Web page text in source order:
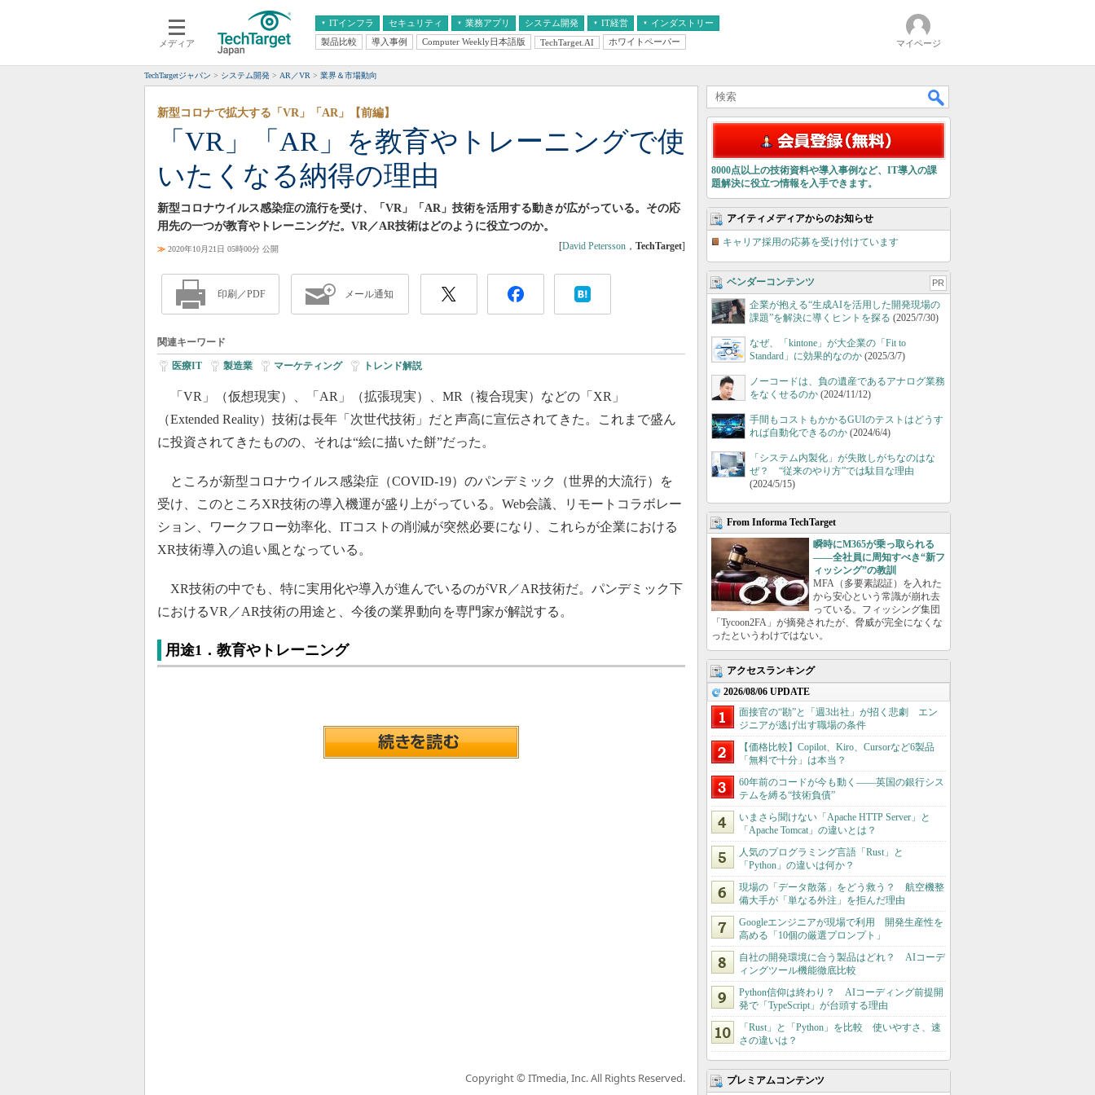
メディア
ITインフラ
クラウド
スマートモバイル
ネットワーク
システム運用管理
セキュリティ 業務アプリ
エンタープライズAI
ERP
CX
情報系システム
システム開発 IT経営
経営とIT
インダストリー
医療IT
製品比較 導入事例 Computer Weekly日本語版 TechTarget.AI ホワイトペーパー マイページ
TechTargetジャパン システム開発 AR／VR 業界＆市場動向
「VR」「AR」を教育やトレーニングで使
いたくなる納得の理由
新型コロナで拡大する「VR」「AR」【前編】
新型コロナウイルス感染症の流行を受け、「VR」「AR」技術を活用する動きが広がっている。その応
用先の一つが教育やトレーニングだ。VR／AR技術はどのように役立つのか。
≫ 2020年10月21日 05時00分 公開 [David Petersson ， TechTarget]
印刷／PDF メール通知
関連キーワード
医療IT 製造業 マーケティング| トレンド解説
「VR」（仮想現実）、「AR」（拡張現実）、MR（複合現実）などの「XR」
（Extended Reality）技術は長年「次世代技術」だと声高に宣伝されてきた。これまで盛ん
に投資されてきたものの、それは“絵に描いた餅”だった。
ところが新型コロナウイルス感染症（COVID-19）のパンデミック（世界的大流行）を
受け、このところXR技術の導入機運が盛り上がっている。Web会議、リモートコラボレー
ション、ワークフロー効率化、ITコストの削減が突然必要になり、これらが企業における
XR技術導入の追い風となっている。
XR技術の中でも、特に実用化や導入が進んでいるのがVR／AR技術だ。パンデミック下
におけるVR／AR技術の用途と、今後の業界動向を専門家が解説する。
用途1．教育やトレーニング
Copyright © ITmedia, Inc. All Rights Reserved.
8000点以上の技術資料や導入事例など、IT導入の課
題解決に役立つ情報を入手できます。
アイティメディアからのお知らせ
キャリア採用の応募を受け付けています
ベンダーコンテンツ PR
企業が抱える“生成AIを活用した開発現場の
課題”を解決に導くヒントを探る (2025/7/30)
なぜ、「kintone」が大企業の「Fit to
Standard」に効果的なのか (2025/3/7)
ノーコードは、負の遺産であるアナログ業務
をなくせるのか (2024/11/12)
手間もコストもかかるGUIのテストはどうす
れば自動化できるのか (2024/6/4)
「システム内製化」が失敗しがちなのはな
ぜ？ “従来のやり方”では駄目な理由
(2024/5/15)
From Informa TechTarget
瞬時にM365が乗っ取られる
――全社員に周知すべき“新フ
ィッシング”の教訓
MFA（多要素認証）を入れた
から安心という常識が崩れ去
っている。フィッシング集団
「Tycoon2FA」が摘発されたが、脅威が完全になくな
ったというわけではない。
アクセスランキング
2026/08/06 UPDATE
面接官の“勘”と「週3出社」が招く悲劇 エン
ジニアが逃げ出す職場の条件
【価格比較】Copilot、Kiro、Cursorなど6製品
「無料で十分」は本当？
60年前のコードが今も動く――英国の銀行シス
テムを縛る“技術負債”
いまさら聞けない「Apache HTTP Server」と
「Apache Tomcat」の違いとは？
人気のプログラミング言語「Rust」と
「Python」の違いは何か？
現場の「データ散落」をどう救う？ 航空機整
備大手が「単なる外注」を拒んだ理由
Googleエンジニアが現場で利用 開発生産性を
高める「10個の厳選プロンプト」
自社の開発環境に合う製品はどれ？ AIコーデ
ィングツール機能徹底比較
Python信仰は終わり？ AIコーディング前提開
発で「TypeScript」が台頭する理由
「Rust」と「Python」を比較 使いやすさ、速
さの違いは？
プレミアムコンテンツ